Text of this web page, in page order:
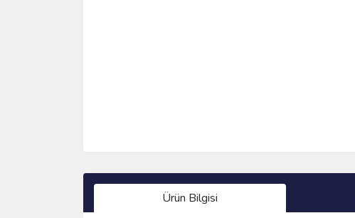
Ürün Bilgisi